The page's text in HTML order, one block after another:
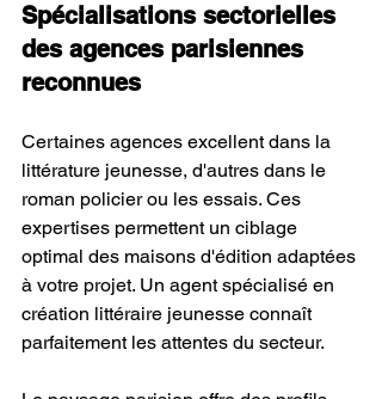
Spécialisations sectorielles
des agences parisiennes
reconnues
Certaines agences excellent dans la
littérature jeunesse, d'autres dans le
roman policier ou les essais. Ces
expertises permettent un ciblage
optimal des maisons d'édition adaptées
à votre projet. Un agent spécialisé en
création littéraire jeunesse connaît
parfaitement les attentes du secteur.